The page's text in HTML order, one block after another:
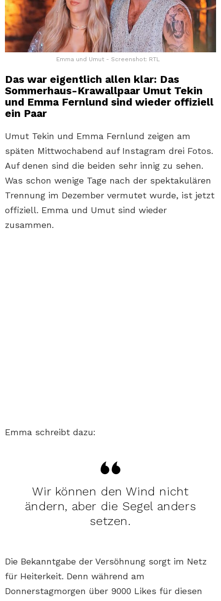
Emma und Umut - Screenshot: RTL
Das war eigentlich allen klar: Das
Sommerhaus-Krawallpaar Umut Tekin
und Emma Fernlund sind wieder offiziell
ein Paar
Umut Tekin und Emma Fernlund zeigen am
späten Mittwochabend auf Instagram drei Fotos.
Auf denen sind die beiden sehr innig zu sehen.
Was schon wenige Tage nach der spektakulären
Trennung im Dezember vermutet wurde, ist jetzt
offiziell. Emma und Umut sind wieder
zusammen.
Emma schreibt dazu:
Wir können den Wind nicht
ändern, aber die Segel anders
setzen.
Die Bekanntgabe der Versöhnung sorgt im Netz
für Heiterkeit. Denn während am
Donnerstagmorgen über 9000 Likes für diesen